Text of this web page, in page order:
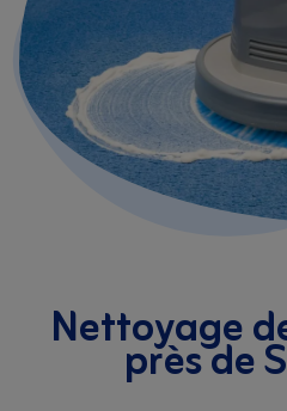
Nettoyage
près de